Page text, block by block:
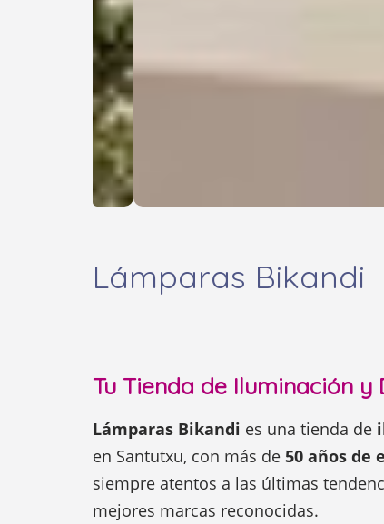
Lámparas Bikandi
Tu Tienda de Iluminación y
Lámparas Bikandi es una tienda de
en Santutxu, con más de 50 años de
siempre atentos a las últimas
mejores marcas reconocidas.